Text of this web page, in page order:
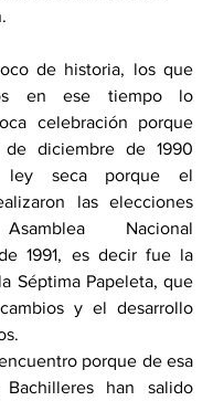
de historia, los que
en ese tiempo lo
celebración porque
diciembre de 1990
ley seca porque el
las elecciones
Nacional
1991, es decir fue la
Séptima Papeleta, que
y el desarrollo
porque de esa
han salido